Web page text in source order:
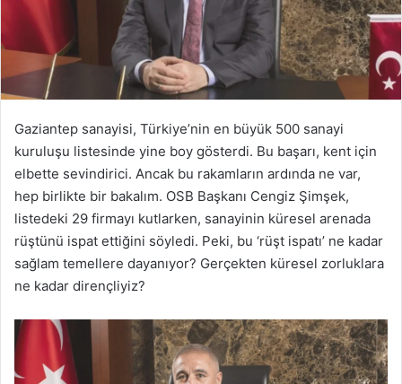
Gaziantep sanayisi, Türkiye’nin en büyük 500 sanayi
kuruluşu listesinde yine boy gösterdi. Bu başarı, kent için
elbette sevindirici. Ancak bu rakamların ardında ne var,
hep birlikte bir bakalım. OSB Başkanı Cengiz Şimşek,
listedeki 29 firmayı kutlarken, sanayinin küresel arenada
rüştünü ispat ettiğini söyledi. Peki, bu ‘rüşt ispatı’ ne kadar
sağlam temellere dayanıyor? Gerçekten küresel zorluklara
ne kadar dirençliyiz?